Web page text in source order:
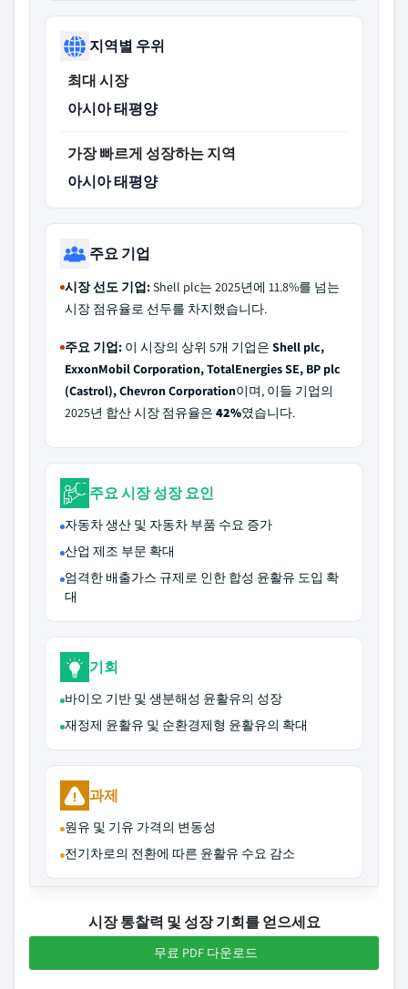
지역별 우위
최대 시장
아시아 태평양
가장 빠르게 성장하는 지역
아시아 태평양
주요 기업
시장 선도 기업:Shell plc는 2025년에 11.8%를 넘는
시장 점유율로 선두를 차지했습니다.
주요 기업: 이 시장의 상위 5개 기업은 Shell plc,
ExxonMobil Corporation, TotalEnergies SE, BP plc
(Castrol), Chevron Corporation이며, 이들 기업의
2025년 합산 시장 점유율은 42%였습니다.
주요 시장 성장 요인
자동차 생산 및 자동차 부품 수요 증가
산업 제조 부문 확대
엄격한 배출가스 규제로 인한 합성 윤활유 도입 확
대
기회
바이오 기반 및 생분해성 윤활유의 성장
재정제 윤활유 및 순환경제형 윤활유의 확대
과제
원유 및 기유 가격의 변동성
전기차로의 전환에 따른 윤활유 수요 감소
시장 통찰력 및 성장 기회를 얻으세요
무료 PDF 다운로드